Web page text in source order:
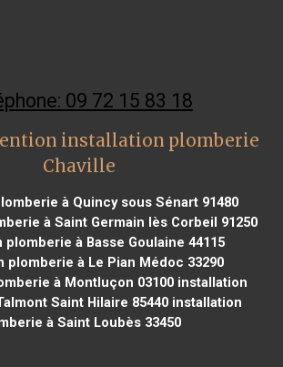
09 72 15 83 18
installation plomberie
Chaville
à Quincy sous Sénart 91480
à Saint Germain lès Corbeil 91250
plomberie à Basse Goulaine 44115
plomberie à Le Pian Médoc 33290
à Montluçon 03100installation
Saint Hilaire 85440 installation
à Saint Loubès 33450